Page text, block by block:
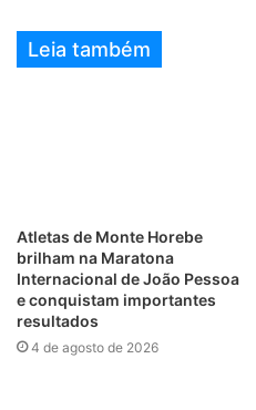
Leia também
Atletas de Monte Horebe
brilham na Maratona
Internacional de João Pessoa
e conquistam importantes
resultados
4 de agosto de 2026